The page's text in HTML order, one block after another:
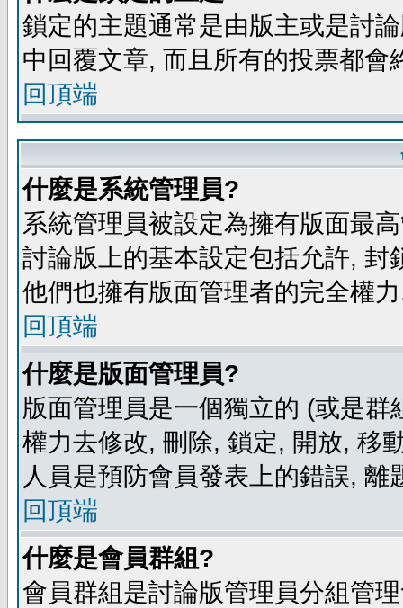
鎖定的主題通常是由版主或是討
中回覆文章, 而且所有的投票都
回頂端
什麼是系統管理員?
系統管理員被設定為擁有版面最
討論版上的基本設定包括允許,
他們也擁有版面管理者的完全權
回頂端
什麼是版面管理員?
版面管理員是一個獨立的 (或是
權力去修改, 刪除, 鎖定, 開放, 移
人員是預防會員發表上的錯誤, 離
回頂端
什麼是會員群組?
會員群組是討論版管理員分組管